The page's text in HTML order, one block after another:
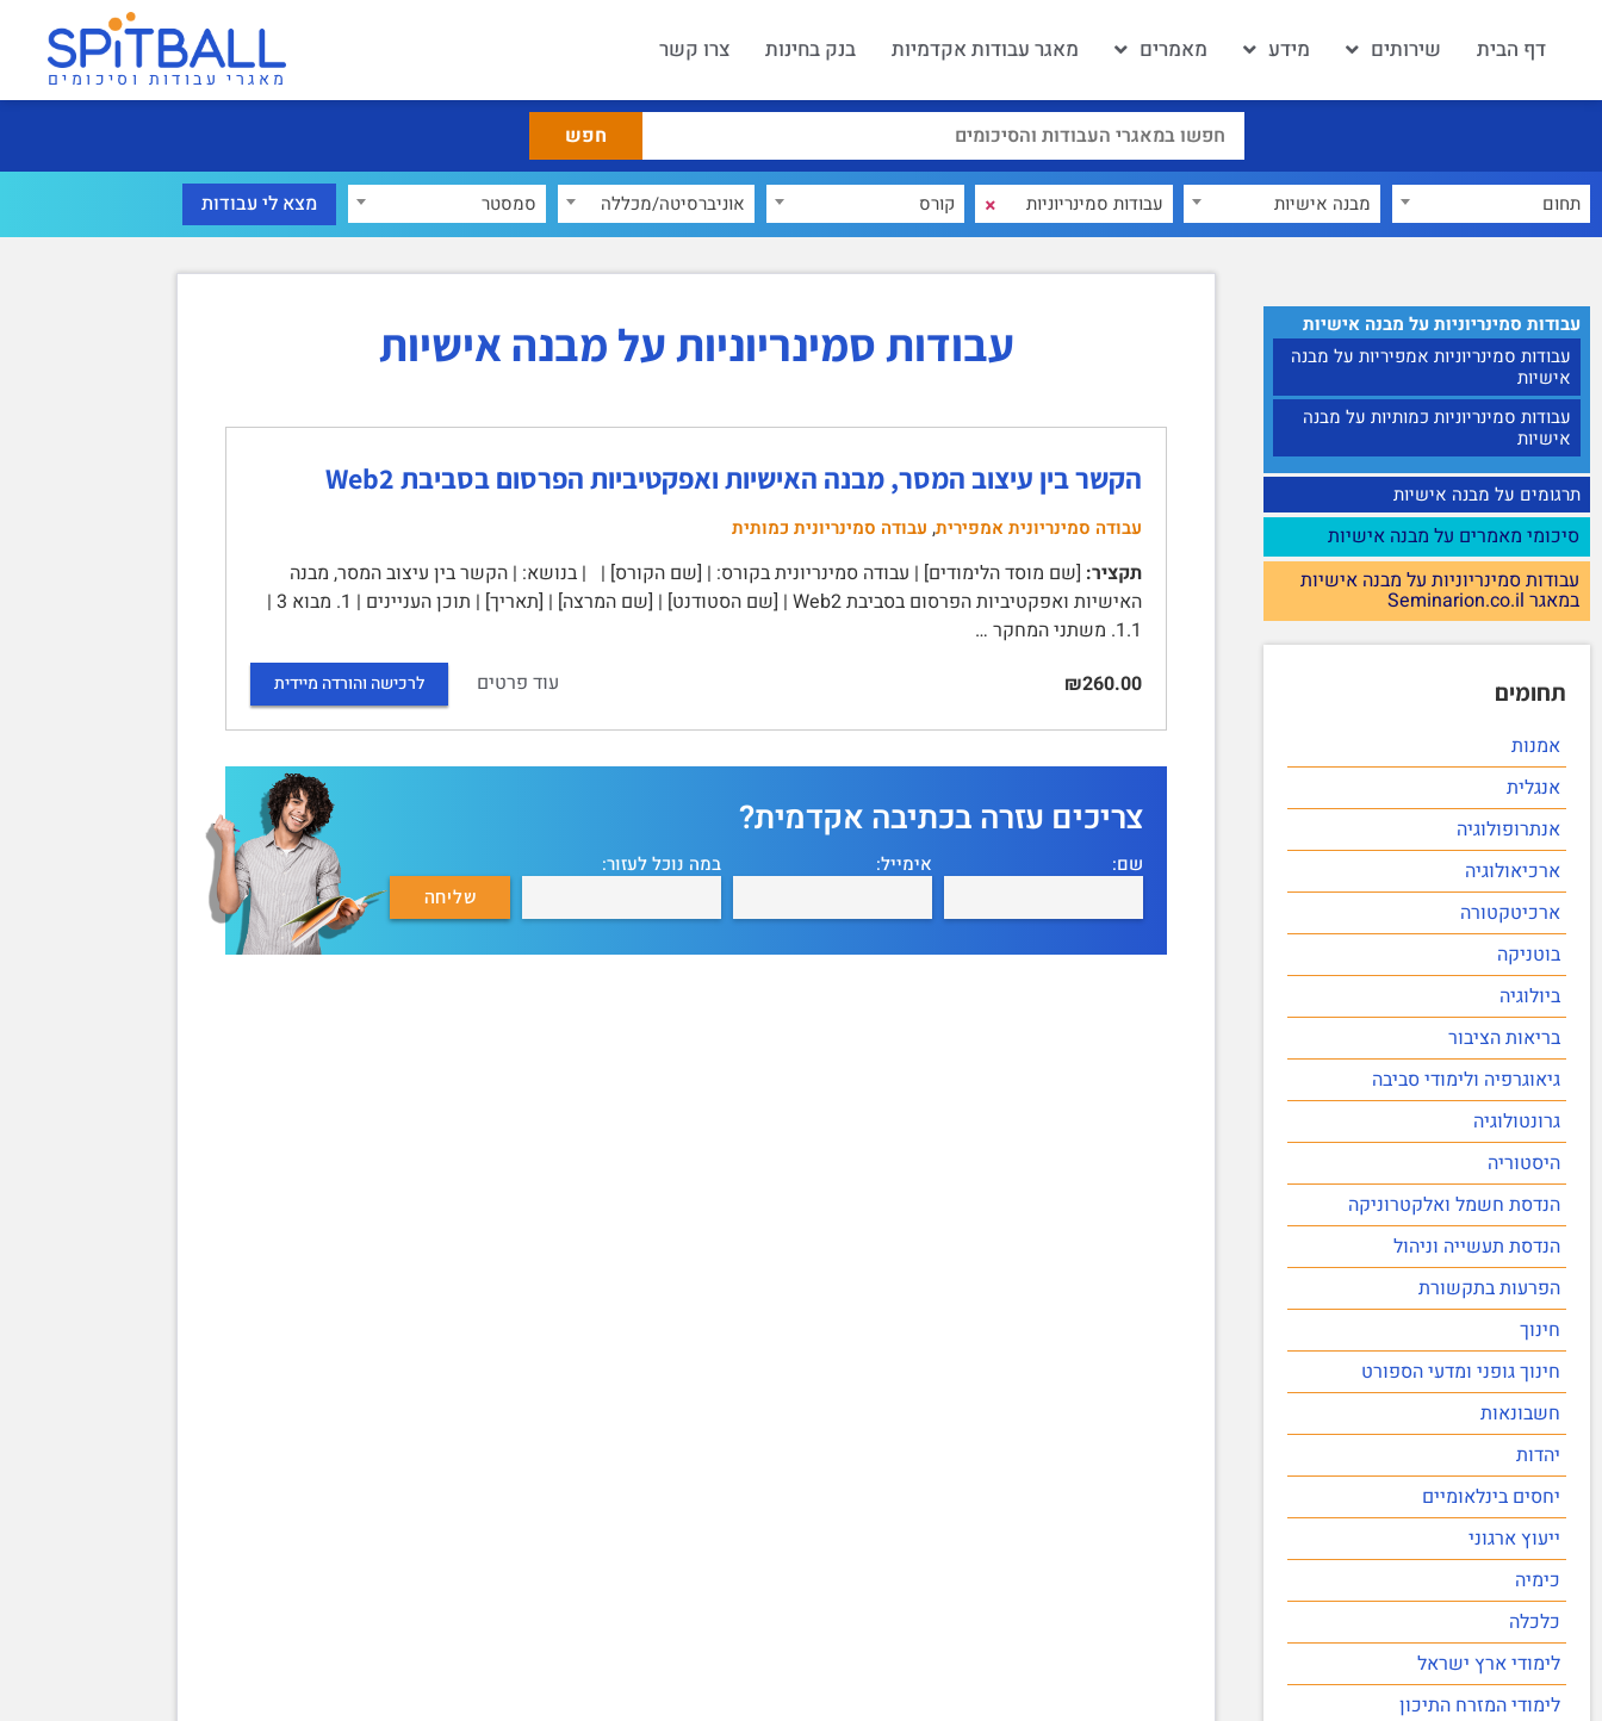
דף הבית שירותים מידע מאמרים מאגר עבודות אקדמיות בנק בחינות צרו קשר
מאגרי עבודות וסיכומים
תחום מבנה אישיות × קורס אוניברסיטה/מכללה סמסטר
עבודות סמינריוניות על מבנה אישיות
עבודות סמינריוניות אמפיריות על מבנה
אישיות
עבודות סמינריוניות כמותיות על מבנה
אישיות
תרגומים על מבנה אישיות
סיכומי מאמרים על מבנה אישיות
עבודות סמינריוניות על מבנה אישיות
במאגר Seminarion.co.il
תחומים
אמנות
אנגלית
אנתרופולוגיה
ארכיאולוגיה
ארכיטקטורה
בוטניקה
ביולוגיה
בריאות הציבור
גיאוגרפיה ולימודי סביבה
גרונטולוגיה
היסטוריה
הנדסת חשמל ואלקטרוניקה
הנדסת תעשייה וניהול
הפרעות בתקשורת
חינוך
חינוך גופני ומדעי הספורט
חשבונאות
יהדות
יחסים בינלאומיים
ייעוץ ארגוני
כימיה
כלכלה
לימודי ארץ ישראל
לימודי המזרח התיכון
עבודות סמינריוניות על מבנה אישיות
הקשר בין עיצוב המסר, מבנה האישיות ואפקטיביות הפרסום בסביבת Web2
עבודה סמינריונית אמפירית, עבודה סמינריונית כמותית
תקציר: [שם מוסד הלימודים] | עבודה סמינריונית בקורס: | [שם הקורס] | | בנושא: | הקשר בין עיצוב המסר, מבנה
האישיות ואפקטיביות הפרסום בסביבת Web2 | [שם הסטודנט] | [שם המרצה] | [תאריך] | תוכן העניינים | 1. מבוא 3 |
1.1. משתני המחקר …
₪260.00
עוד פרטים לרכישה והורדה מיידית
צריכים עזרה בכתיבה אקדמית?
שם: אימייל: במה נוכל לעזור: